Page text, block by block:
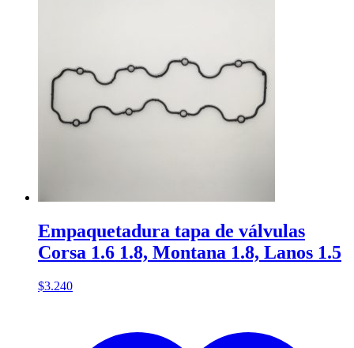
Empaquetadura tapa de válvulas
Corsa 1.6 1.8, Montana 1.8, Lanos 1.5
$3.240